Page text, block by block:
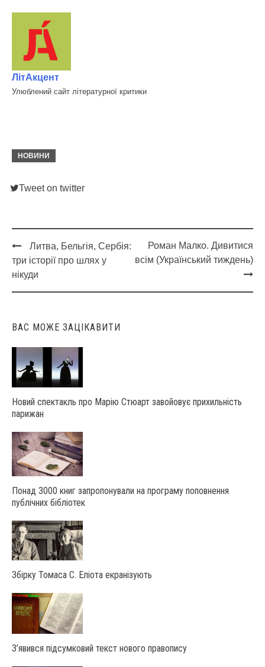
ЛітАкцент
Улюблений сайт літературної критики
НОВИНИ
Tweet on twitter
Post
navigation
Литва, Бельгія, Сербія:
три історії про шлях у
нікуди
Роман Малко. Дивитися
всім (Український тиждень)
ВАС МОЖЕ ЗАЦІКАВИТИ
Новий спектакль про Марію Стюарт завойовує прихильність
парижан
Понад 3000 книг запропонували на програму поповнення
публічних бібліотек
Збірку Томаса С. Еліота екранізують
З’явився підсумковий текст нового правопису